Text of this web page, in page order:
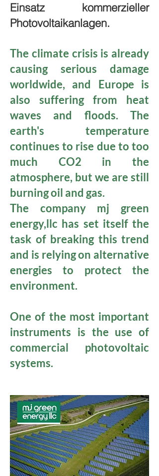
Einsatz kommerzieller
Photovoltaikanlagen.
The climate crisis is already
causing serious damage
worldwide, and Europe is
also suffering from heat
waves and floods. The
earth's temperature
continues to rise due to too
much CO2 in the
atmosphere, but we are still
burning oil and gas.
The company mj green
energy,llc has set itself the
task of breaking this trend
and is relying on alternative
energies to protect the
environment.
One of the most important
instruments is the use of
commercial photovoltaic
systems.